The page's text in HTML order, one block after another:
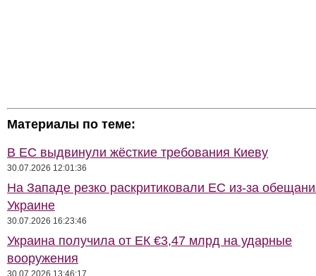
Материалы по теме:
В ЕС выдвинули жёсткие требования Киеву
30.07.2026 12:01:36
На Западе резко раскритиковали ЕС из-за
Украине
30.07.2026 16:23:46
Украина получила от ЕК €3,47 млрд на ударные
вооружения
30.07.2026 13:46:17